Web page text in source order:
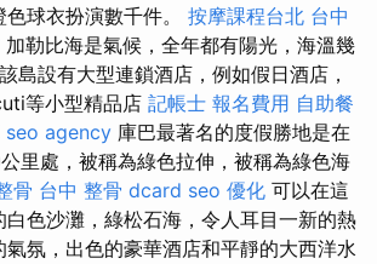
球衣扮演數千件。 按摩課程台北 台中
加勒比海是氣候，全年都有陽光，海溫幾
島設有大型連鎖酒店，例如假日酒店，
等小型精品店 記帳士 報名費用 自助餐
seo agency 庫巴最著名的度假勝地是在
里處，被稱為綠色拉伸，被稱為綠色海
骨 台中 整骨 dcard seo 優化 可以在這
色沙灘，綠松石海，令人耳目一新的熱
氛，出色的豪華酒店和平靜的大西洋水